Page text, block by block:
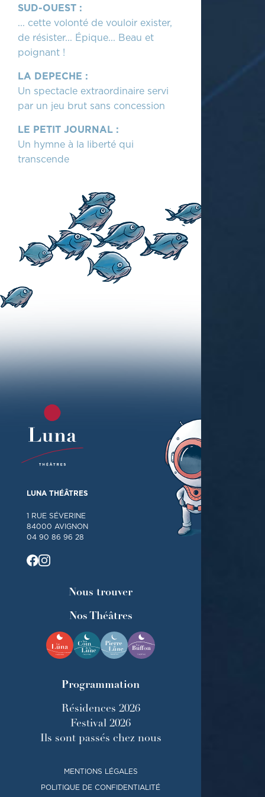
SUD-OUEST :
... cette volonté de vouloir exister,
de résister... Épique... Beau et
poignant !
LA DEPECHE :
Un spectacle extraordinaire servi
par un jeu brut sans concession
LE PETIT JOURNAL :
Un hymne à la liberté qui
transcende
LUNA THÉÂTRES
1 RUE SÉVERINE
84000 AVIGNON
04 90 86 96 28
Nous trouver
Nos Théâtres
Programmation
Résidences 2026
Festival 2026
Ils sont passés chez nous
MENTIONS LÉGALES
POLITIQUE DE CONFIDENTIALITÉ